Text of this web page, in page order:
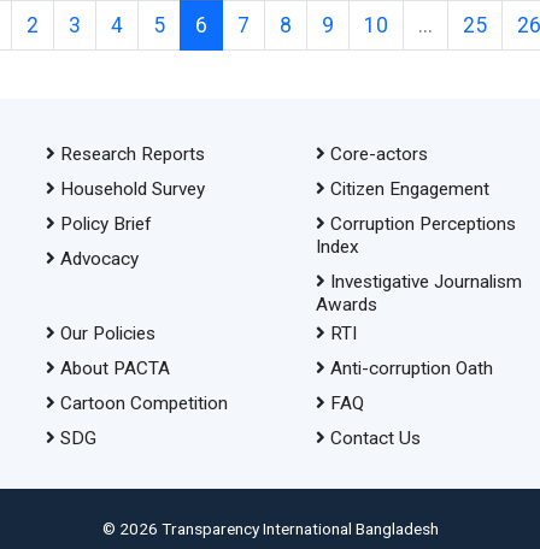
2 3 4 5 6 7 8 9 10 ... 25 26
Research Reports
Household Survey
Policy Brief
Advocacy
Core-actors
Citizen Engagement
Corruption Perceptions
Index
Investigative Journalism
Awards
Our Policies
About PACTA
Cartoon Competition
SDG
RTI
Anti-corruption Oath
FAQ
Contact Us
© 2026 Transparency International Bangladesh